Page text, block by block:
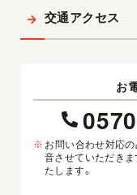
交通アクセス
お
※ お問い合わせ対応
音させていただきま
たします。